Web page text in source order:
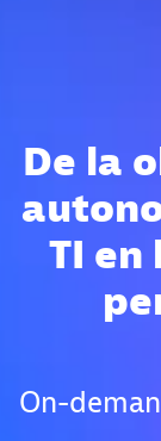
De la
TI en
On-